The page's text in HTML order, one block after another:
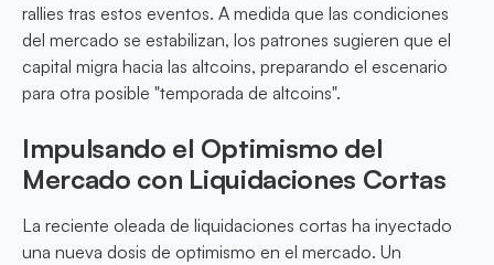
rallies tras estos eventos. A medida que las condiciones
del mercado se estabilizan, los patrones sugieren que el
capital migra hacia las altcoins, preparando el escenario
para otra posible "temporada de altcoins".
Impulsando el Optimismo del
Mercado con Liquidaciones Cortas
La reciente oleada de liquidaciones cortas ha inyectado
una nueva dosis de optimismo en el mercado. Un